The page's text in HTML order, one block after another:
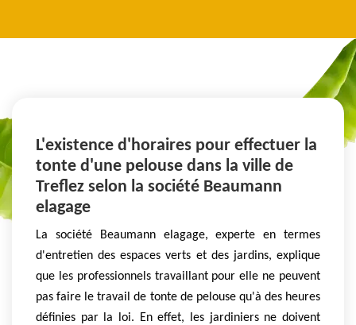
L'existence d'horaires pour effectuer la
tonte d'une pelouse dans la ville de
Treflez selon la société Beaumann
elagage
La société Beaumann elagage, experte en termes
d'entretien des espaces verts et des jardins, explique
que les professionnels travaillant pour elle ne peuvent
pas faire le travail de tonte de pelouse qu'à des heures
définies par la loi. En effet, les jardiniers ne doivent